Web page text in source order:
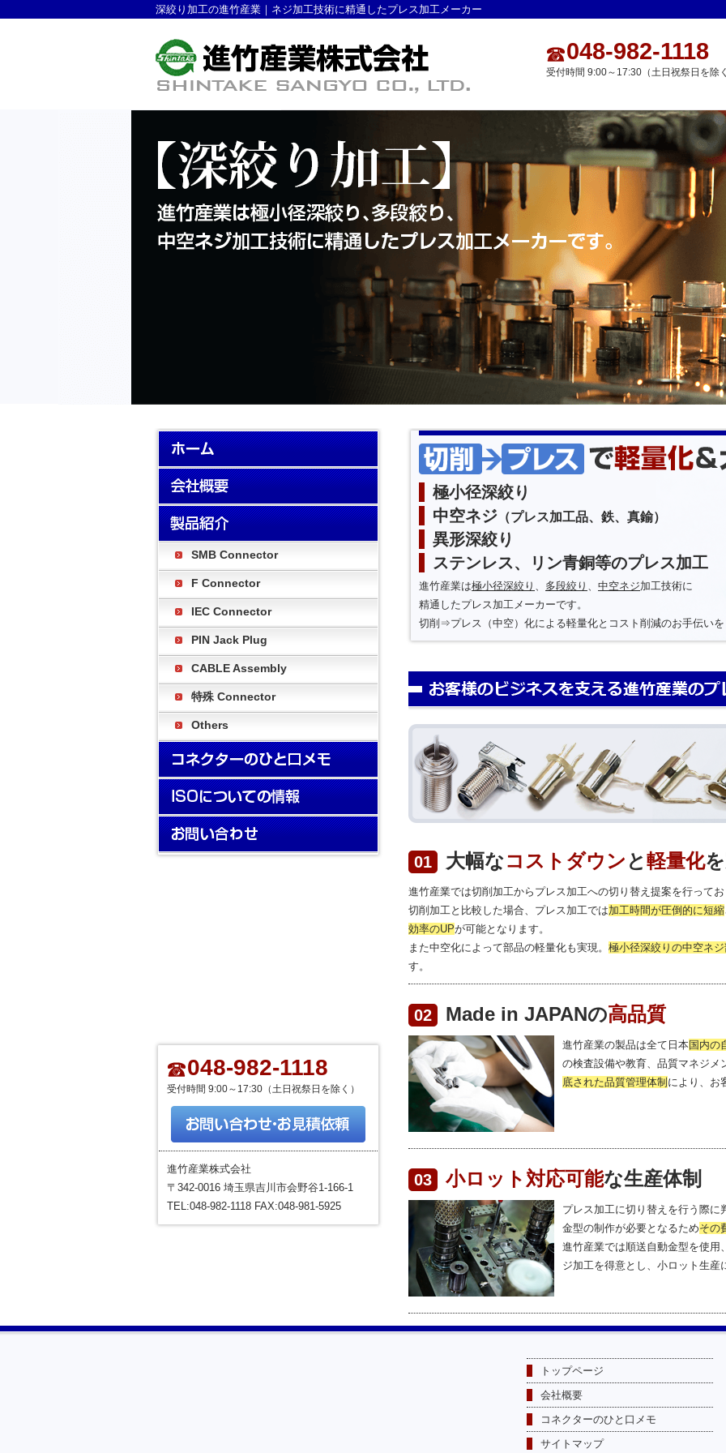
深絞り加工の進竹産業｜ネジ加工技術に精通したプレス加工メーカー
048-982-1118
受付時間 9:00～17:30（土日祝祭日を除
SMB Connector
F Connector
IEC Connector
PIN Jack Plug
CABLE Assembly
特殊 Connector
Others
048-982-1118
受付時間 9:00～17:30（土日祝祭日を除く）
進竹産業株式会社
〒342-0016 埼玉県吉川市会野谷1-166-1
TEL:048-982-1118 FAX:048-981-5925
極小径深絞り
中空ネジ （プレス加工品、鉄、真鍮）
異形深絞り
ステンレス、リン青銅等のプレス加工
進竹産業は極小径深絞り 、 多段絞り 、 中空ネジ加工技術に
精通したプレス加工メーカーです。
切削⇒プレス（中空）化による軽量化とコスト削減のお手伝い
01 大幅なコストダウン と軽量化
進竹産業では切削加工からプレス加工への切り替え提案を行って
切削加工と比較した場合、プレス加工では加工時間が圧倒的に短縮
効率のUPが可能となります。
また中空化によって部品の軽量化も実現。 極小径深絞りの中空ネ
す。
02 Made in JAPANの高品質
進竹産業の製品は全て日本国内の
の検査設備や教育、品質マネジメ
底された品質管理体制 により、お
03 小ロット対応可能な生産体制
プレス加工に切り替えを行う際
金型の制作が必要となるためその
進竹産業では順送自動金型を使用
ジ加工を得意とし、小ロット生
トップページ
会社概要
コネクターのひと口メモ
サイトマップ